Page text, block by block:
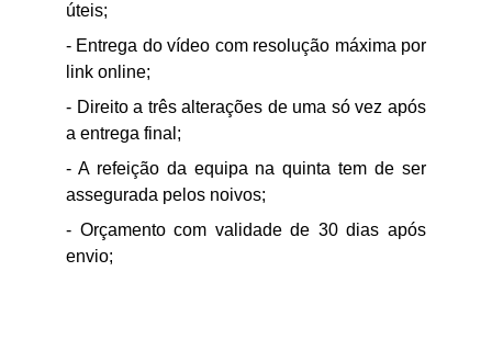
úteis;
- Entrega do vídeo com resolução máxima por
link online;
- Direito a três alterações de uma só vez após
a entrega final;
- A refeição da equipa na quinta tem de ser
assegurada pelos noivos;
- Orçamento com validade de 30 dias após
envio;